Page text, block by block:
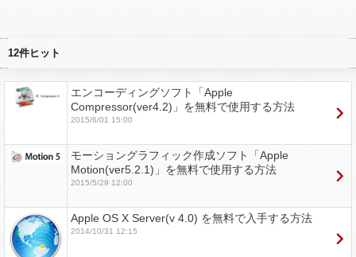
12件ヒット
エンコーディングソフト「Apple
Compressor(ver4.2)」を無料で使用する方法
2015/6/01 15:00
モーショングラフィック作成ソフト「Apple
Motion(ver5.2.1)」を無料で使用する方法
2015/5/29 12:00
Apple OS X Server(v 4.0) を無料で入手する方法
2014/10/31 12:15